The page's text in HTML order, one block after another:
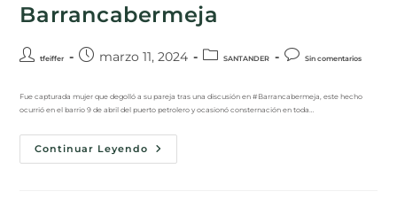
Barrancabermeja
tfeiffer marzo 11, 2024 SANTANDER Sin comentarios
Fue capturada mujer que degolló a su pareja tras una discusión en #Barrancabermeja, este hecho
ocurrió en el barrio 9 de abril del puerto petrolero y ocasionó consternación en toda…
Continuar Leyendo